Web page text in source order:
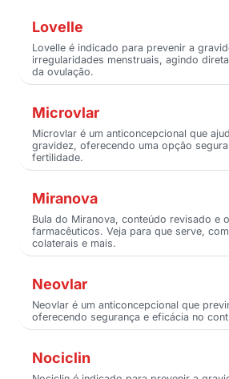
Lovelle
Lovelle é indicado para prevenir a
irregularidades menstruais, agindo
da ovulação.
Microvlar
Microvlar é um anticoncepcional que
gravidez, oferecendo uma opção
fertilidade.
Miranova
Bula do Miranova, conteúdo revisado e
farmacêuticos. Veja para que serve,
colaterais e mais.
Neovlar
Neovlar é um anticoncepcional que
oferecendo segurança e eficácia no
Nociclin